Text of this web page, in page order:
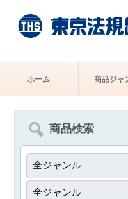
ホーム 商品ジャ
商品検索